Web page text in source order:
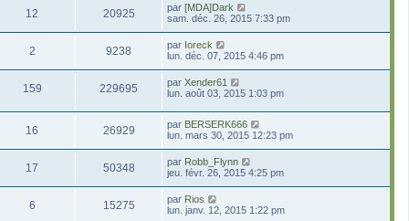
12 20925 par [MDA]Dark
sam. déc. 26, 2015 7:33 pm
2 9238 par Ioreck
lun. déc. 07, 2015 4:46 pm
159 229695 par Xender61
lun. août 03, 2015 1:03 pm
16 26929 par BERSERK666
lun. mars 30, 2015 12:23 pm
17 50348 par Robb_Flynn
jeu. févr. 26, 2015 4:25 pm
6 15275 par Rios
lun. janv. 12, 2015 1:22 pm